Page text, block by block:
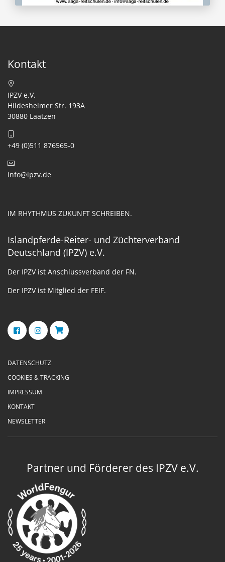
Kontakt
IPZV e.V.
Hildesheimer Str. 193A
30880 Laatzen
+49 (0)511 876565-0
info@ipzv.de
IM RHYTHMUS ZUKUNFT SCHREIBEN.
Islandpferde-Reiter- und Züchterverband
Deutschland (IPZV) e.V.
Der IPZV ist Anschlussverband der FN.
Der IPZV ist Mitglied der FEIF.
DATENSCHUTZ
COOKIES & TRACKING
IMPRESSUM
KONTAKT
NEWSLETTER
Partner und Förderer des IPZV e.V.